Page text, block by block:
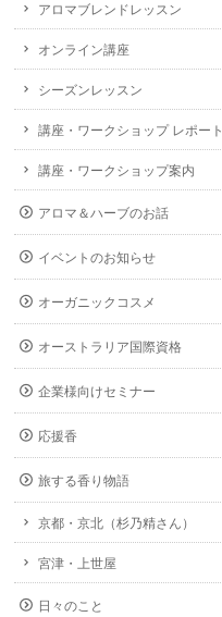
アロマブレンドレッスン
オンライン講座
シーズンレッスン
講座・ワークショップ レポート
講座・ワークショップ案内
アロマ＆ハーブのお話
イベントのお知らせ
オーガニックコスメ
オーストラリア国際資格
企業様向けセミナー
応援香
旅する香り物語
京都・京北（杉乃精さん）
宮津・上世屋
日々のこと